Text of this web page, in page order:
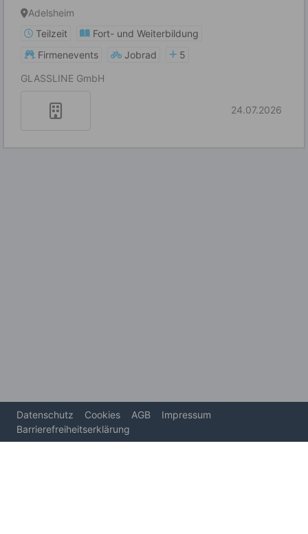
Adelsheim
Teilzeit
Fort- und Weiterbildung
Firmenevents
Jobrad
5
GLASSLINE GmbH
24.07.2026
Datenschutz Cookies AGB
Impressum
Barrierefreiheitserklärung